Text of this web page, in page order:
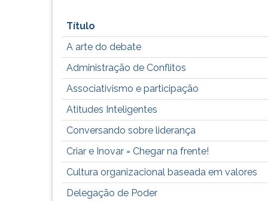
Título
A arte do debate
Administração de Conflitos
Associativismo e participação
Atitudes Inteligentes
Conversando sobre liderança
Criar e Inovar = Chegar na frente!
Cultura organizacional baseada em valores
Delegação de Poder